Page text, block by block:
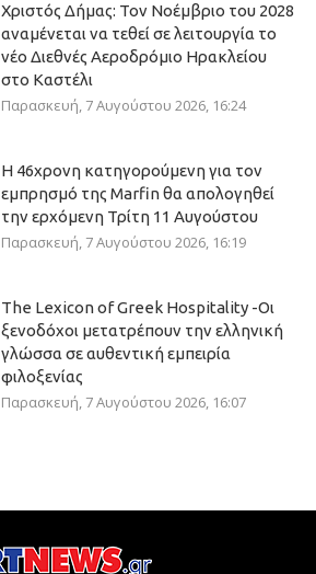
Χριστός Δήμας: Τον Νοέμβριο του 2028
αναμένεται να τεθεί σε λειτουργία το
νέο Διεθνές Αεροδρόμιο Ηρακλείου
στο Καστέλι
Παρασκευή, 7 Αυγούστου 2026, 16:24
Η 46χρονη κατηγορούμενη για τον
εμπρησμό της Marfin θα απολογηθεί
την ερχόμενη Τρίτη 11 Αυγούστου
Παρασκευή, 7 Αυγούστου 2026, 16:19
The Lexicon of Greek Hospitality -Οι
ξενοδόχοι μετατρέπουν την ελληνική
γλώσσα σε αυθεντική εμπειρία
φιλοξενίας
Παρασκευή, 7 Αυγούστου 2026, 16:07